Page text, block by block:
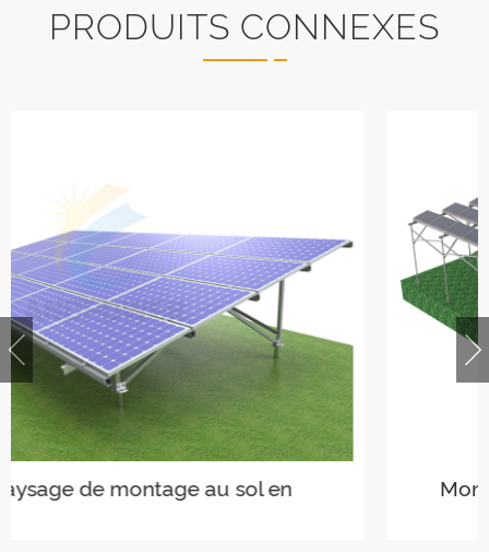
PRODUITS CONNEXES
Montage de panneaux solaires sur